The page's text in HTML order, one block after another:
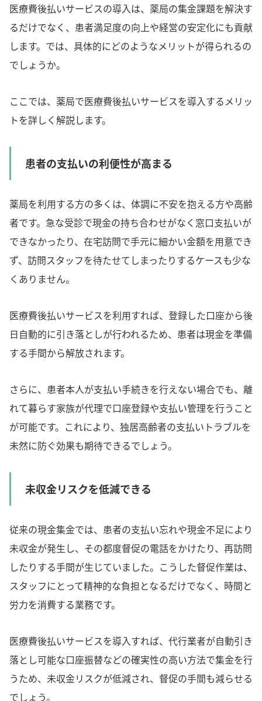
医療費後払いサービスの導入は、薬局の集金課題を解決す
るだけでなく、患者満足度の向上や経営の安定化にも貢献
します。では、具体的にどのようなメリットが得られるの
でしょうか。
ここでは、薬局で医療費後払いサービスを導入するメリッ
トを詳しく解説します。
患者の支払いの利便性が高まる
薬局を利用する方の多くは、体調に不安を抱える方や高齢
者です。急な受診で現金の持ち合わせがなく窓口支払いが
できなかったり、在宅訪問で手元に細かい金額を用意でき
ず、訪問スタッフを待たせてしまったりするケースも少な
くありません。
医療費後払いサービスを利用すれば、登録した口座から後
日自動的に引き落としが行われるため、患者は現金を準備
する手間から解放されます。
さらに、患者本人が支払い手続きを行えない場合でも、離
れて暮らす家族が代理で口座登録や支払い管理を行うこと
が可能です。これにより、独居高齢者の支払いトラブルを
未然に防ぐ効果も期待できるでしょう。
未収金リスクを低減できる
従来の現金集金では、患者の支払い忘れや現金不足により
未収金が発生し、その都度督促の電話をかけたり、再訪問
したりする手間が生じていました。こうした督促作業は、
スタッフにとって精神的な負担となるだけでなく、時間と
労力を消費する業務です。
医療費後払いサービスを導入すれば、代行業者が自動引き
落とし可能な口座振替などの確実性の高い方法で集金を行
うため、未収金リスクが低減され、督促の手間も減らせる
でしょう。